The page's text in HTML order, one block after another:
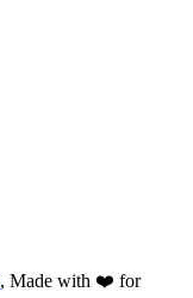
, Made with ❤️ for